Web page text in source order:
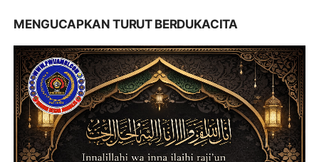
MENGUCAPKAN TURUT BERDUKACITA